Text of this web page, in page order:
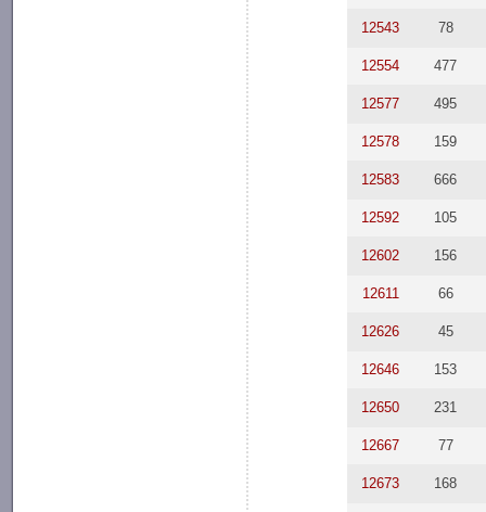
12543 78
12554 477
12577 495
12578 159
12583 666
12592 105
12602 156
12611 66
12626 45
12646 153
12650 231
12667 77
12673 168